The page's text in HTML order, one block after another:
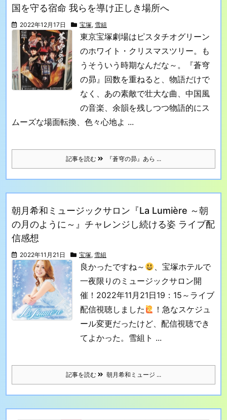
国を守る宿命 我らを導け正しき場所へ
2022年12月17日 宝塚, 雪組
東京宝塚劇場はピスタチオグリーン
のホワイト・クリスマスツリー。も
うそういう時期なんだな～。
『蒼穹
の昴』回数を重ねると、物語だけで
なく、あの素敵で壮大な曲、中国風
の音楽、余韻を残しつつ物語的にス
ムーズな場面転換、色々心地よ ...
記事を読む 『蒼穹の昴』あら ...
朝月希和ミュージックサロン『La Lumière ～朝
の月のように～』チャレンジし続ける姿 ライブ配
信感想
2022年11月21日 宝塚, 雪組
良かったですね～
、宝塚ホテルで
一夜限りのミュージックサロン開
催！2022年11月21日19：15～ライブ
配信視聴しました
！急なスケジュ
ール変更だったけど、配信視聴でき
てよかった。 雪組ト ...
記事を読む 朝月希和ミュージ ...